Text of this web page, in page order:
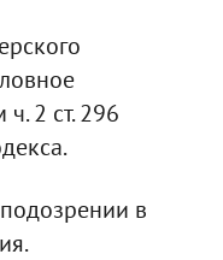
2 ст. 296
в